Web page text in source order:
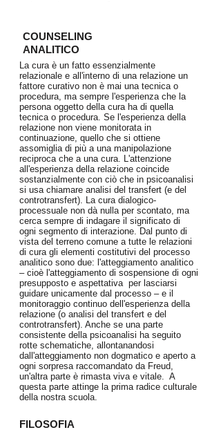
COUNSELING
ANALITICO
La cura è un fatto essenzialmente
relazionale e all'interno di una relazione un
fattore curativo non è mai una tecnica o
procedura, ma sempre l'esperienza che la
persona oggetto della cura ha di quella
tecnica o procedura. Se l'esperienza della
relazione non viene monitorata in
continuazione, quello che si ottiene
assomiglia di più a una manipolazione
reciproca che a una cura. L'attenzione
all'esperienza della relazione coincide
sostanzialmente con ciò che in psicoanalisi
si usa chiamare analisi del transfert (e del
controtransfert). La cura dialogico-
processuale non dà nulla per scontato, ma
cerca sempre di indagare il significato di
ogni segmento di interazione. Dal punto di
vista del terreno comune a tutte le relazioni
di cura gli elementi costitutivi del processo
analitico sono due: l'atteggiamento analitico
– cioè l'atteggiamento di sospensione di ogni
presupposto e aspettativa per lasciarsi
guidare unicamente dal processo – e il
monitoraggio continuo dell'esperienza della
relazione (o analisi del transfert e del
controtransfert). Anche se una parte
consistente della psicoanalisi ha seguito
rotte schematiche, allontanandosi
dall'atteggiamento non dogmatico e aperto a
ogni sorpresa raccomandato da Freud,
un'altra parte è rimasta viva e vitale. A
questa parte attinge la prima radice culturale
della nostra scuola.
FILOSOFIA